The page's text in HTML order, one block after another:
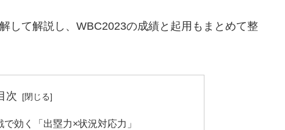
して解説し、WBC2023の成績と起用もまとめて整
次
効く「出塁力×状況対応力」